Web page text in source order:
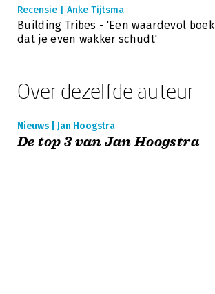
Recensie | Anke Tijtsma
Building Tribes - 'Een waardevol boek
dat je even wakker schudt'
Over dezelfde auteur
Nieuws | Jan Hoogstra
De top 3 van Jan Hoogstra